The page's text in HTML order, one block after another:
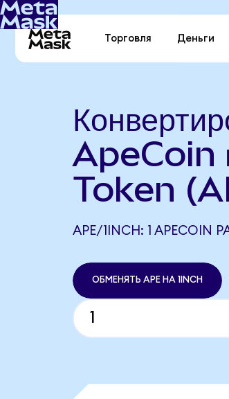
Торговля Деньги
ApeCoin
Token
APE/1INCH: 1 APECOIN
ОБМЕНЯТЬ APE НА 1INCH